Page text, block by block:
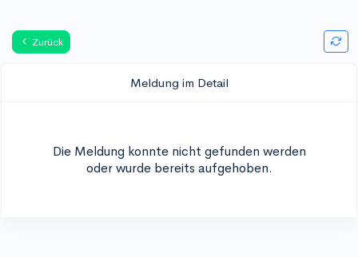
Zurück
Meldung im Detail
Die Meldung konnte nicht gefunden werden
oder wurde bereits aufgehoben.